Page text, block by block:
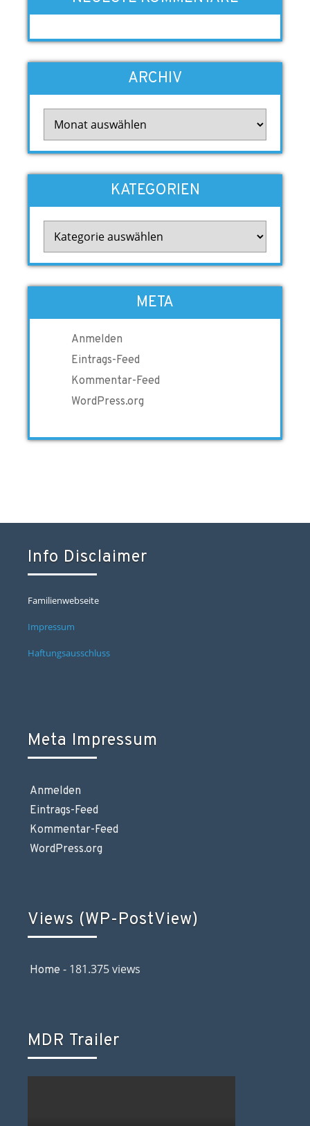
ARCHIV
KATEGORIEN
META
Anmelden
Eintrags-Feed
Kommentar-Feed
WordPress.org
Info Disclaimer
Familienwebseite
Impressum
Haftungsausschluss
Meta Impressum
Anmelden
Eintrags-Feed
Kommentar-Feed
WordPress.org
Views (WP-PostView)
Home - 181.375 views
MDR Trailer